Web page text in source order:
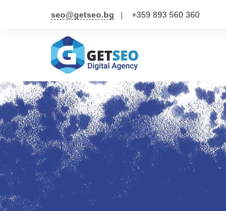
seo@getseo.bg +359 893 560 360